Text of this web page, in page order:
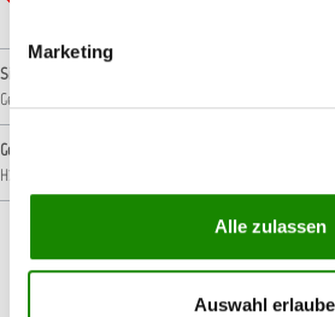
Marketing
Alle zulassen
Auswahl
Signalwort
Gefahr!
Gefahrenhinweise
H225: Flüssigkeit und Dampf leicht entzündbar.